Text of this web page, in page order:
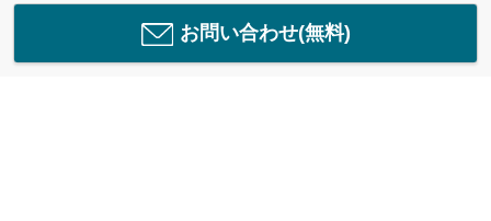
お問い合わせ(無料)